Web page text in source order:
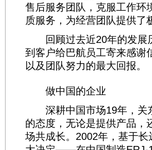
售后服务团队，克服工作环
质服务，为经营团队提供了
回顾过去近20年的发展
到客户给巴航员工寄来感谢
以及团队努力的最大回报。
做中国的企业
深耕中国市场19年，关
的态度，无论是提供产品，
场共成长。2002年，基于